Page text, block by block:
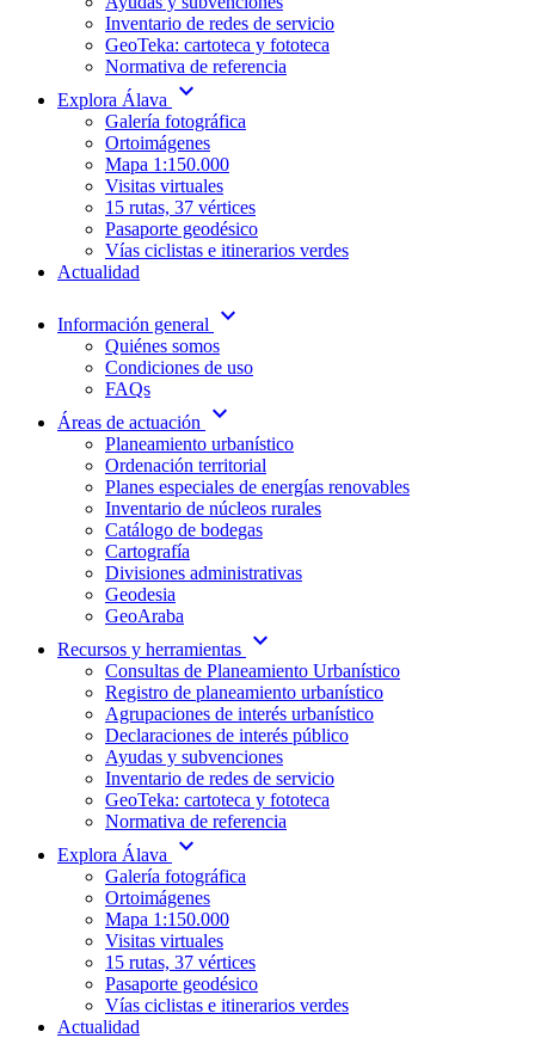
Inventario de redes de servicio
GeoTeka: cartoteca y fototeca
Normativa de referencia
Explora Álava
expand_more
Galería fotográfica
Ortoimágenes
Mapa 1:150.000
Visitas virtuales
15 rutas, 37 vértices
Pasaporte geodésico
Vías ciclistas e itinerarios verdes
Actualidad
Información general expand_more
Quiénes somos
Condiciones de uso
FAQs
Áreas de actuación
expand_more
Planeamiento urbanístico
Ordenación territorial
Planes especiales de energías renovables
Inventario de núcleos rurales
Catálogo de bodegas
Cartografía
Divisiones administrativas
Geodesia
GeoAraba
Recursos y herramientas expand_more
Consultas de Planeamiento Urbanístico
Registro de planeamiento urbanístico
Agrupaciones de interés urbanístico
Declaraciones de interés público
Ayudas y subvenciones
Inventario de redes de servicio
GeoTeka: cartoteca y fototeca
Normativa de referencia
Explora Álava
expand_more
Galería fotográfica
Ortoimágenes
Mapa 1:150.000
Visitas virtuales
15 rutas, 37 vértices
Pasaporte geodésico
Vías ciclistas e itinerarios verdes
Actualidad